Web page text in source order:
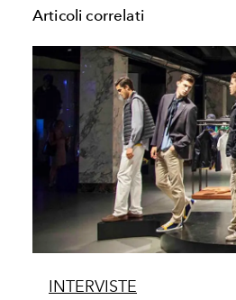
Articoli correlati
INTERVISTE